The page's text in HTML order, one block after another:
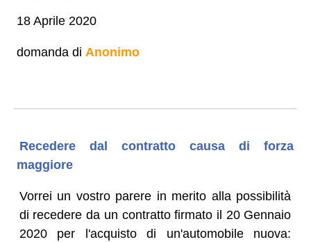
18 Aprile 2020
domanda di Anonimo
Recedere dal contratto causa di forza
maggiore
Vorrei un vostro parere in merito alla possibilità
di recedere da un contratto firmato il 20 Gennaio
2020 per l'acquisto di un'automobile nuova: